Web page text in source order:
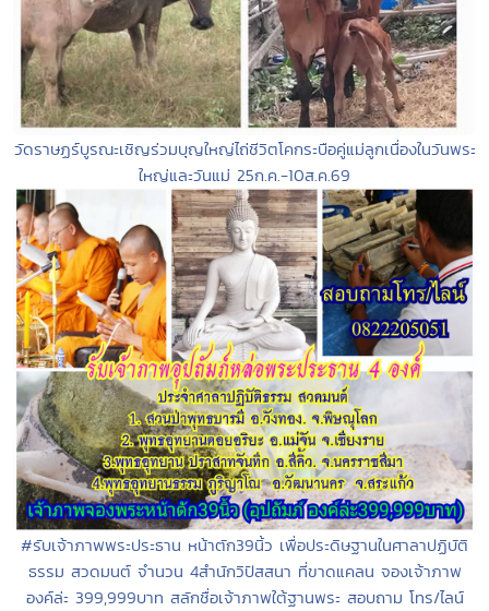
วัดราษฏร์บูรณะเชิญร่วมบุญใหญ่ไถ่ชีวิตโคกระบือคู่แม่ลูกเนื่องในวันพระ
ใหญ่และวันแม่ 25ก.ค.-10ส.ค.69
#รับเจ้าภาพพระประธาน หน้าตัก39นิ้ว เพื่อประดิษฐานในศาลาปฏิบัติ
ธรรม สวดมนต์ จำนวน 4สำนักวิปัสสนา ที่ขาดแคลน จองเจ้าภาพ
องค์ล่ะ 399,999บาท สลักชื่อเจ้าภาพใต้ฐานพระ สอบถาม โทร/ไลน์